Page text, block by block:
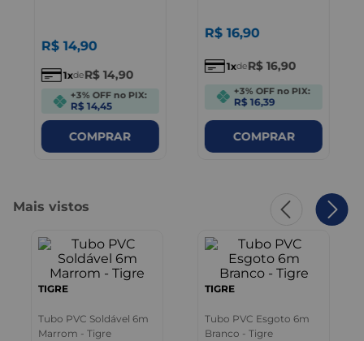
R$ 14,90
1 deR$ 14,90
+3% OFF no PIX:
R$ 14,45
COMPRAR
R$ 16,90
1 deR$ 16,90
+3% OFF no PIX:
R$ 16,39
COMPRAR
Mais vistos
TIGRE
Tubo PVC Soldável 6m
Marrom - Tigre
TIGRE
Tubo PVC Esgoto 6m
Branco - Tigre